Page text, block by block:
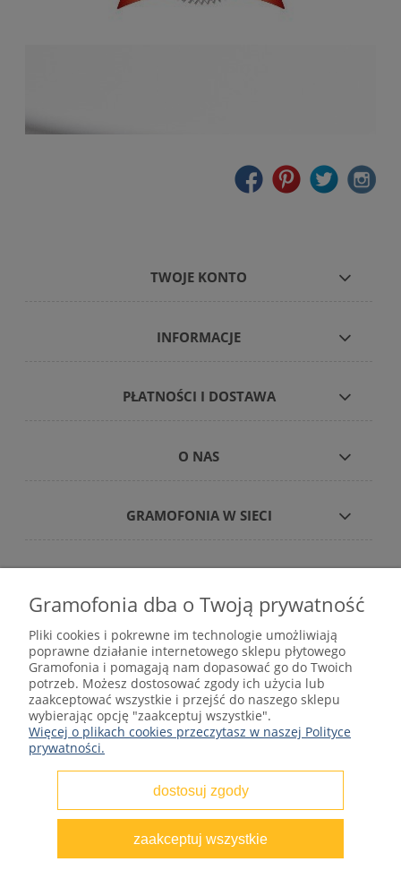
TWOJE KONTO
INFORMACJE
PŁATNOŚCI I DOSTAWA
O NAS
GRAMOFONIA W SIECI
gramofonia.com
kontakt@gramofonia.info
+48 601 262 000
Copyright © 2012–2026 GRAMOFONIA
pokaż pełną wersję strony
Sklep internetowy Shoper.pl
Gramofonia dba o Twoją prywatność
Pliki cookies i pokrewne im technologie umożliwiają
poprawne działanie internetowego sklepu płytowego
Gramofonia i pomagają nam dopasować go do Twoich
potrzeb. Możesz dostosować zgody ich użycia lub
zaakceptować wszystkie i przejść do naszego sklepu
wybierając opcję "zaakceptuj wszystkie".
Więcej o plikach cookies przeczytasz w naszej Polityce
prywatności.
dostosuj zgody
zaakceptuj wszystkie